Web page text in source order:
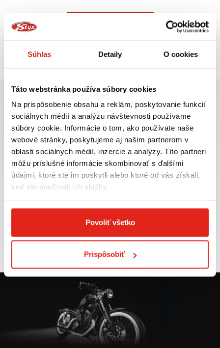
Súhlas Detaily O cookies
Táto webstránka používa súbory cookies
Na prispôsobenie obsahu a reklám, poskytovanie funkcií
sociálnych médií a analýzu návštevnosti používame
súbory cookie. Informácie o tom, ako používate naše
webové stránky, poskytujeme aj našim partnerom v
oblasti sociálnych médií, inzercie a analýzy. Títo partneri
môžu príslušné informácie skombinovať s ďalšími
údajmi, ktoré ste im poskytli alebo ktoré od vás získali,
keď ste používali ich služby.
Povoliť všetko
Prispôsobiť
Najväčší výber moto
príslušenstva ihneď k
odberu
Doprava ZADARMO pre
objednávky nad 50€ v rámci
SR